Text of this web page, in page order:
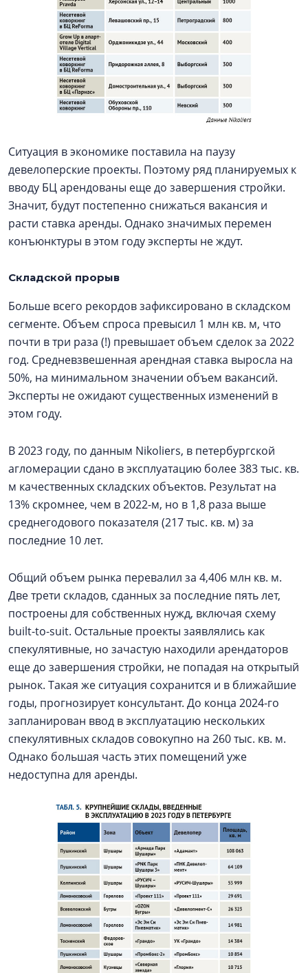
Ситуация в экономике поставила на паузу
девелоперские проекты. Поэтому ряд планируемых к
вводу БЦ арендованы еще до завершения стройки.
Значит, будут постепенно снижаться вакансия и
расти ставка аренды. Однако значимых перемен
конъюнктуры в этом году эксперты не ждут.
Складской прорыв
Больше всего рекордов зафиксировано в складском
сегменте. Объем спроса превысил 1 млн кв. м, что
почти в три раза (!) превышает объем сделок за 2022
год. Средневзвешенная арендная ставка выросла на
50%, на минимальном значении объем вакансий.
Эксперты не ожидают существенных изменений в
этом году.
В 2023 году, по данным Nikoliers, в петербургской
агломерации сдано в эксплуатацию более 383 тыс. кв.
м качественных складских объектов. Результат на
13% скромнее, чем в 2022-м, но в 1,8 раза выше
среднегодового показателя (217 тыс. кв. м) за
последние 10 лет.
Общий объем рынка перевалил за 4,406 млн кв. м.
Две трети складов, сданных за последние пять лет,
построены для собственных нужд, включая схему
built-to-suit. Остальные проекты заявлялись как
спекулятивные, но зачастую находили арендаторов
еще до завершения стройки, не попадая на открытый
рынок. Такая же ситуация сохранится и в ближайшие
годы, прогнозирует консультант. До конца 2024-го
запланирован ввод в эксплуатацию нескольких
спекулятивных складов совокупно на 260 тыс. кв. м.
Однако большая часть этих помещений уже
недоступна для аренды.